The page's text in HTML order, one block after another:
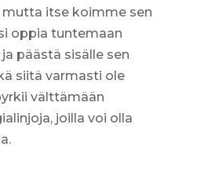
itse koimme sen
oppia tuntemaan
päästä sisälle sen
siitä varmasti ole
välttämään
joilla voi olla